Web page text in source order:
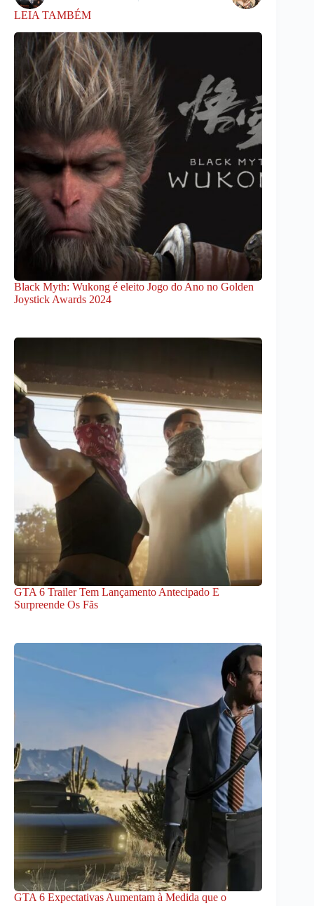
LEIA TAMBÉM
Black Myth: Wukong é eleito Jogo do Ano no Golden
Joystick Awards 2024
GTA 6 Trailer Tem Lançamento Antecipado E
Surpreende Os Fãs
GTA 6 Expectativas Aumentam à Medida que o